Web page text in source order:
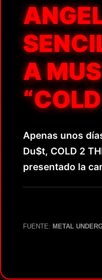
A
Apenas unos
Du$t, COLD 2
presentado la
FUENTE: METAL